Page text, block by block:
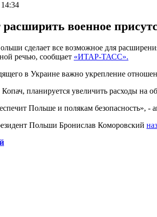
расширить военное
сделает все возможное для
речью, сообщает «ИТАР-ТАСС».
в Украине важно укрепление
планируется увеличить расходы на
Польше и полякам безопасность», -
Польши Бронислав Коморовский